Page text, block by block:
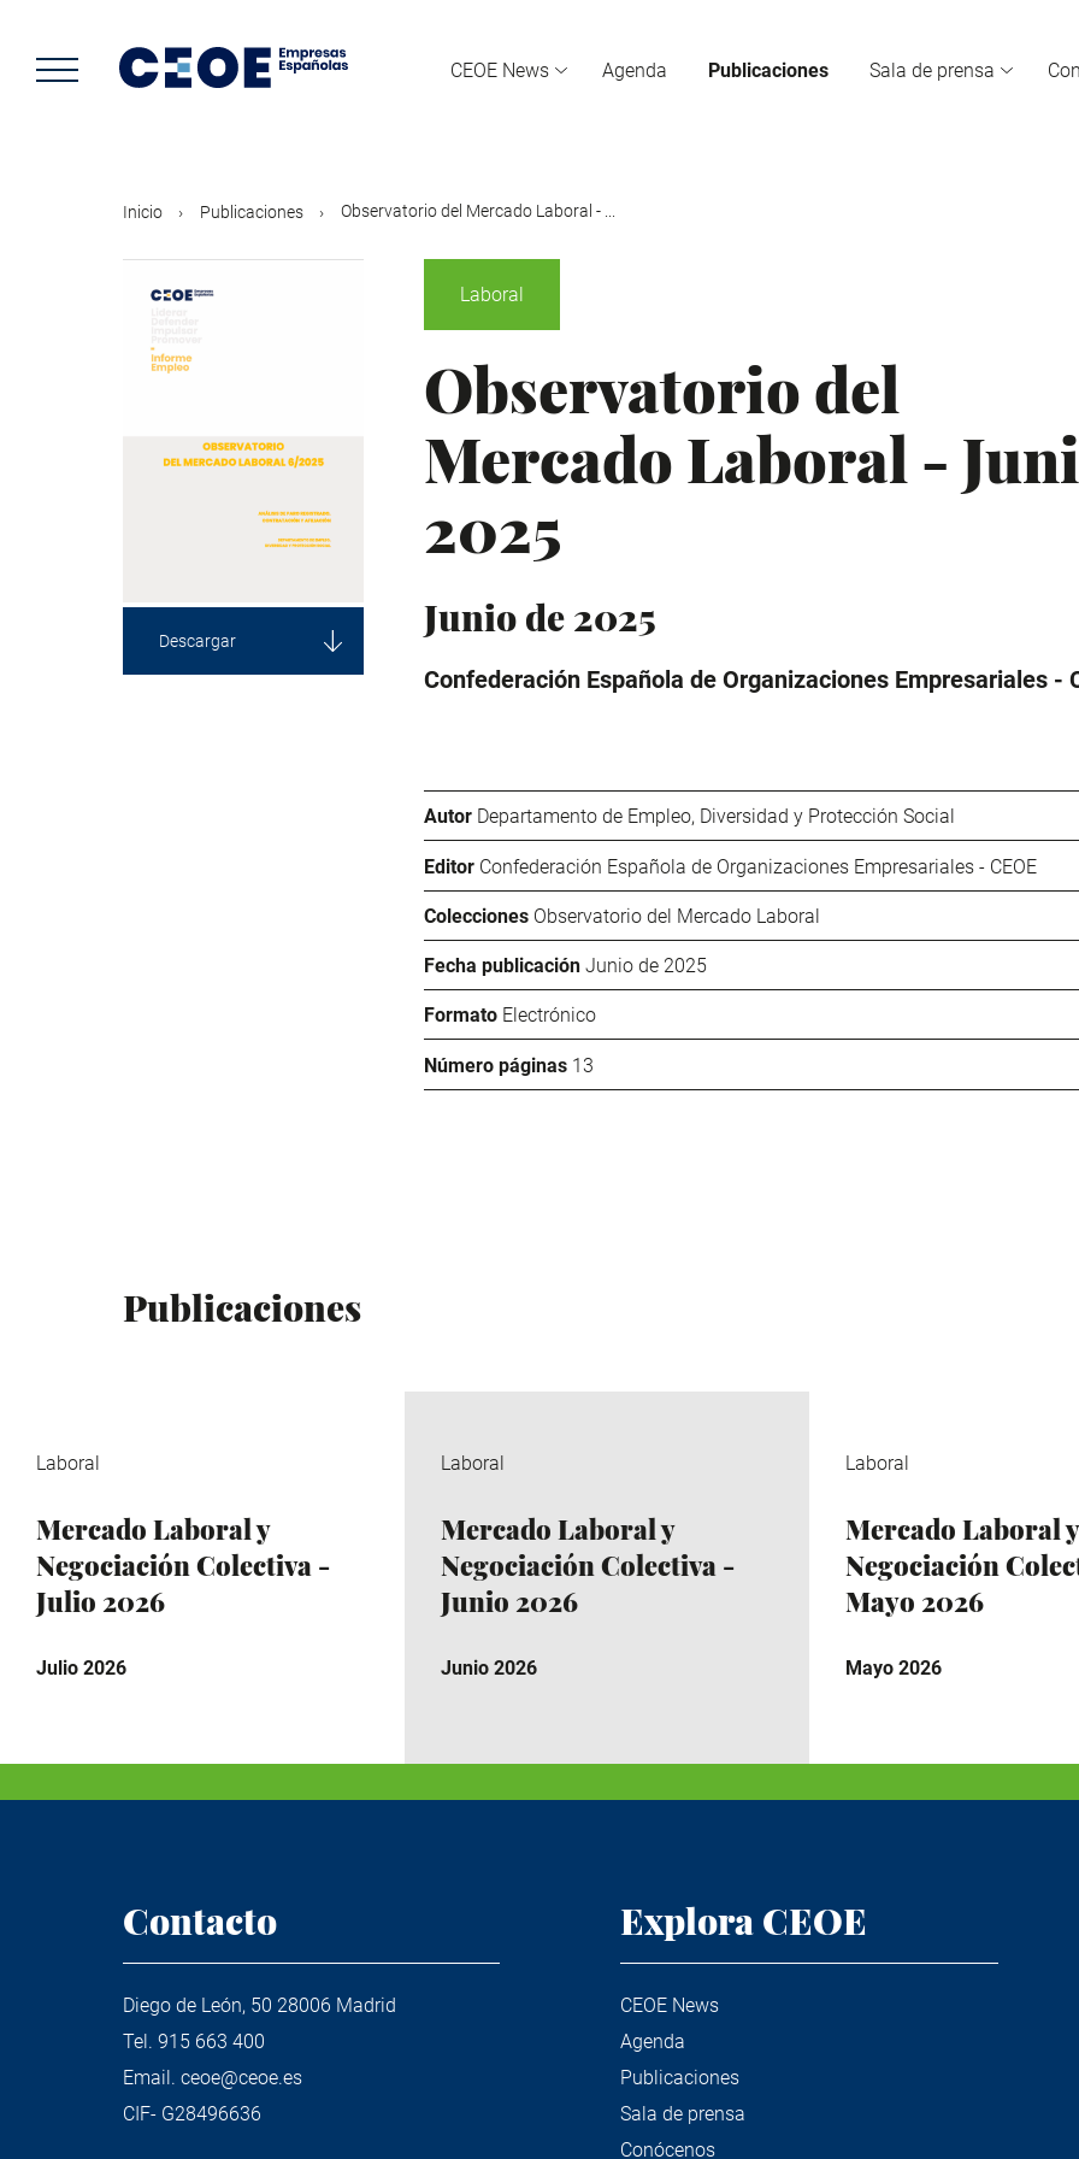
contenido
principal
CEOE News Agenda Publicaciones Sala de prensa
Inicio Publicaciones Observatorio del Mercado Laboral - ...
Descargar
Laboral
Observatorio del
Mercado Laboral -
2025
Junio de 2025
Confederación Española de Organizaciones Empresariales -
Autor Departamento de Empleo, Diversidad y Protección Social
Editor Confederación Española de Organizaciones Empresariales - CEOE
Colecciones Observatorio del Mercado Laboral
Fecha publicación Junio de 2025
Formato Electrónico
Número páginas 13
Publicaciones
Laboral
Mercado Laboral y
Negociación Colectiva -
Julio 2026
Julio 2026
Laboral
Mercado Laboral y
Negociación Colectiva -
Junio 2026
Junio 2026
Laboral
Mercado Laboral y
Negociación
Mayo 2026
Mayo 2026
Contacto
Diego de León, 50 28006 Madrid
Tel. 915 663 400
Email. ceoe@ceoe.es
CIF- G28496636
Explora CEOE
CEOE News
Agenda
Publicaciones
Sala de prensa
Conócenos